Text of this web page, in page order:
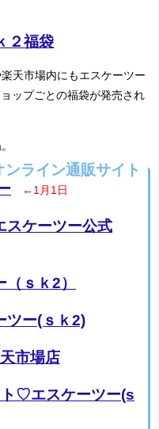
２福袋
天市場内にもエスケーツー
ップごとの福袋が発売され
ライン通販サイト
←1月1日
ケーツー公式
ｓｋ2）
ツー(ｓｋ2)
市場店
♡エスケーツー(s